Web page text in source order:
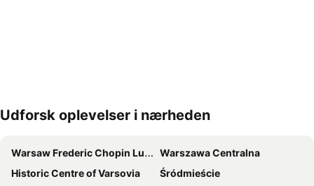
Udvid kort
Udforsk oplevelser i nærheden
Warsaw Frederic Chopin Lufthavn
Warszawa Centralna
Historic Centre of Varsovia
Śródmieście